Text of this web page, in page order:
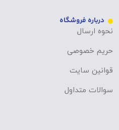
درباره فروشگاه
نحوه ارسال
حریم خصوصی
قوانین سایت
سوالات متداول